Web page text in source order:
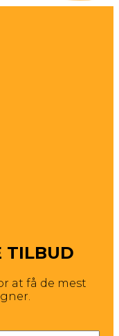
TILBUD
at få de mest